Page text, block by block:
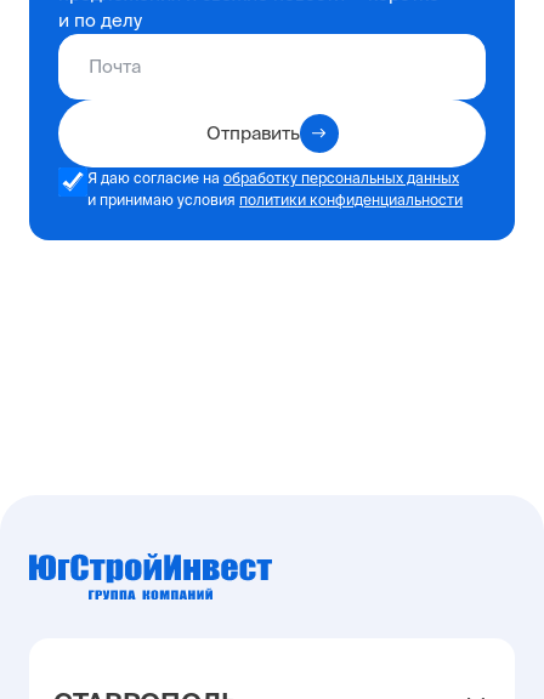
и по делу
Отправить
Я даю согласие на обработку персональных данных
и принимаю условия политики конфиденциальности